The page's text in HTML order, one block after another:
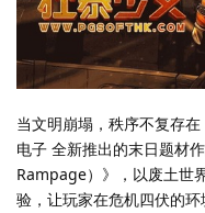
当文明崩塌，秩序不复存
电子 全新推出的末日题
Rampage）》，以废土世
验，让玩家在危机四伏的环